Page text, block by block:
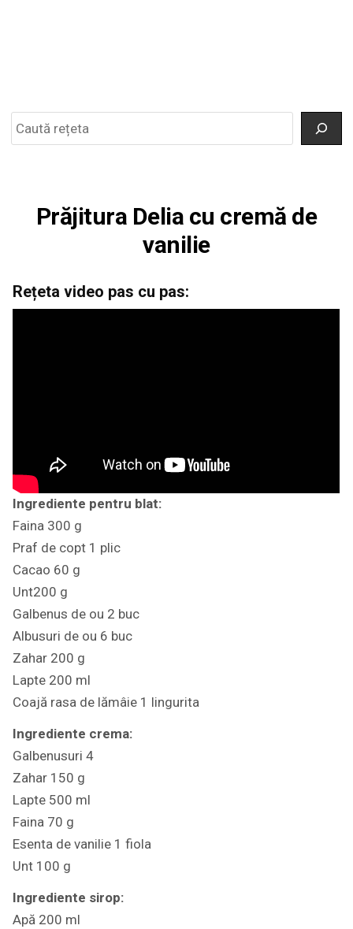
Prăjitura Delia cu cremă de
vanilie
Rețeta video pas cu pas:
Ingrediente pentru blat:
Faina 300 g
Praf de copt 1 plic
Cacao 60 g
Unt200 g
Galbenus de ou 2 buc
Albusuri de ou 6 buc
Zahar 200 g
Lapte 200 ml
Coajă rasa de lămâie 1 lingurita
Ingrediente crema:
Galbenusuri 4
Zahar 150 g
Lapte 500 ml
Faina 70 g
Esenta de vanilie 1 fiola
Unt 100 g
Ingrediente sirop:
Apă 200 ml